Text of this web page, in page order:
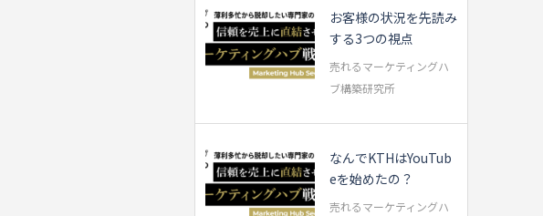
お客様の状況を先読み
する3つの視点
売れるマーケティングハ
ブ構築研究所
なんでKTHはYouTub
eを始めたの？
売れるマーケティングハ